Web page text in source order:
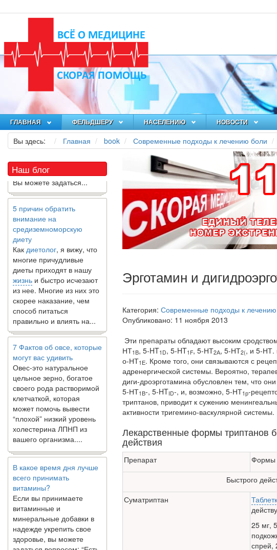
ГЛАВНАЯ ФЕЛЬДШЕРУ НАСЕЛЕНИЮ НОВОСТИ
Вы здесь: Главная book Современные подходы к лечению боли
Наш блог
Как я заболел во время
локдауна?
Это странная ситуация:
вы соблюдали все меры
предосторожности
COVID-19 (вы почти все
время дома), но, тем не
менее, вы каким-то
образом простудились.
Вы можете задаться...
5 причин обратить
внимание на
средиземноморскую
диету
Какдиетолог
многие причудливые
диеты приходят в нашу
жизньи быстро исчезают
из нее. Многие из них это
скорее наказание, чем
способ питаться
правильно и влиять на...
7 Фактов об овсе, которые
могут вас удивить
Овес-это натуральное
цельное зерно, богатое
своего рода растворимой
клетчаткой, которая
может помочь вывести
“плохой” низкий уровень
холестерина ЛПНП из
вашего организма....
В какое время дня лучше
всего принимать
витамины?
Если вы принимаете
витаминные и
минеральные добавки в
надежде укрепить свое
здоровье, вы можете
задаться вопросом: “Есть
Эрготамин и
Категория: Современные подходы к
Опубликовано: 11 ноября 2013
Эти препараты обладают высоким
НТ1В, 5-HT1 D, 5-HT1 F, 5-НТ2А, 5-НТ2(, и 5-НТ.
о-НТ1Е. Кроме того, они связываются с
адренергической системы. Вероятно,
диги-дроэрготамина обусловлен тем, что
5-НТ1В-, 5-HTID-, и, возможно, 5-НТ1р-
триптанов, приводит к сужению
активности тригемино-васкулярной системы.
Лекарственные формы триптанов
действия
Препарат
Формы
Быстрого
Суматриптан
25 мг,
спрей,